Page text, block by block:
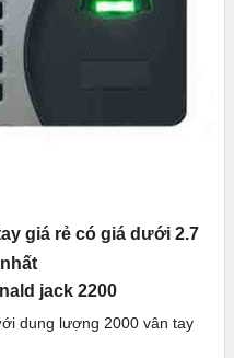
giá rẻ có giá dưới 2.7
jack 2200
ới dung lượng 2000 vân tay